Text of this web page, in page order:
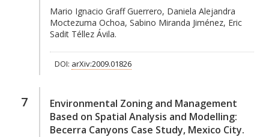
Mario Ignacio Graff Guerrero, Daniela Alejandra
Moctezuma Ochoa, Sabino Miranda Jiménez, Eric
Sadit Téllez Ávila.
DOI: arXiv:2009.01826
7
Environmental Zoning and Management
Based on Spatial Analysis and Modelling:
Becerra Canyons Case Study, Mexico City.